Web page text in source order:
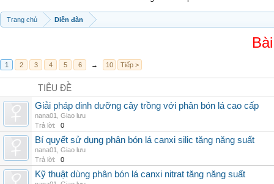
Trang chủ Diễn đàn
1 2 3 4 5 6 → 10 Tiếp >
TIÊU ĐỀ
Giải pháp dinh dưỡng cây trồng với phân bón lá cao cấp
nana01
Giao lưu
Trả lời:
0
Bí quyết sử dụng phân bón lá canxi silic tăng năng suất
nana01
Giao lưu
Trả lời:
0
Kỹ thuật dùng phân bón lá canxi nitrat tăng năng suất